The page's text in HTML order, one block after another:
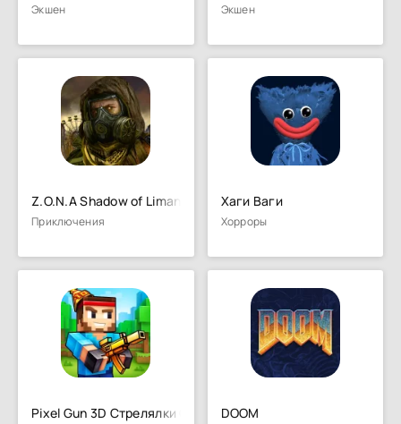
Экшен Экшен
Z.O.N.A Shadow of Limansk Redu
Приключения
Хаги Ваги
Хорроры
Pixel Gun 3D Стрелялки ОнлайнDOOM